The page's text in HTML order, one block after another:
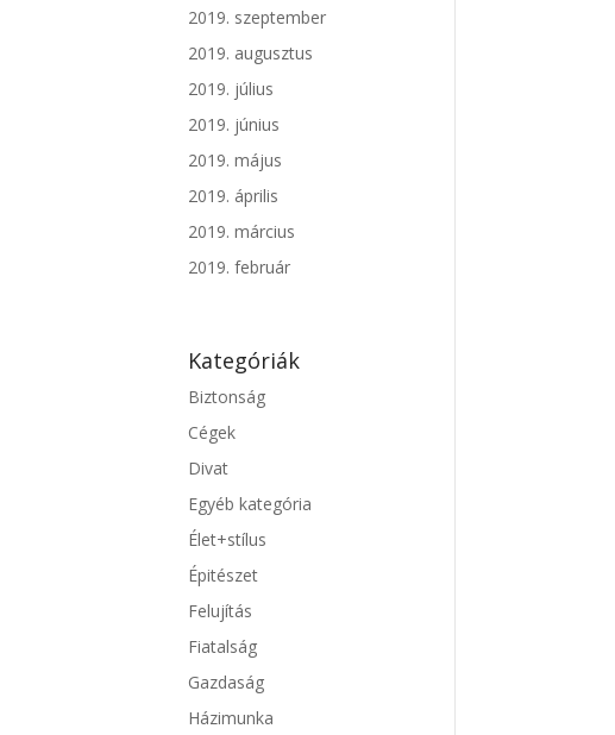
2019. szeptember
2019. augusztus
2019. július
2019. június
2019. május
2019. április
2019. március
2019. február
Kategóriák
Biztonság
Cégek
Divat
Egyéb kategória
Élet+stílus
Épitészet
Felujítás
Fiatalság
Gazdaság
Házimunka